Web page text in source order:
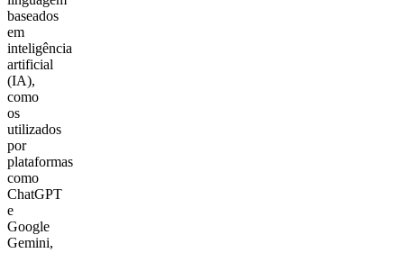
baseados
em
inteligência
artificial
(IA),
como
os
utilizados
por
plataformas
como
ChatGPT
e
Google
Gemini,